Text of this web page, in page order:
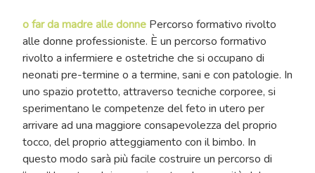
o far da madre alle donne Percorso formativo rivolto
alle donne professioniste. È un percorso formativo
rivolto a infermiere e ostetriche che si occupano di
neonati pre-termine o a termine, sani e con patologie. In
uno spazio protetto, attraverso tecniche corporee, si
sperimentano le competenze del feto in utero per
arrivare ad una maggiore consapevolezza del proprio
tocco, del proprio atteggiamento con il bimbo. In
questo modo sarà più facile costruire un percorso di